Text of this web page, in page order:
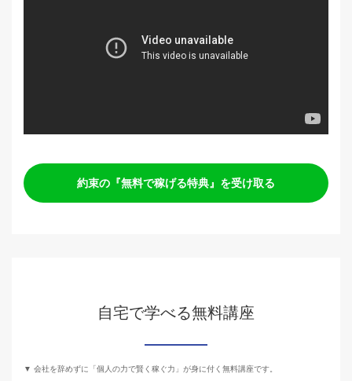
約束の『無料で稼げる特典』を受け取る
自宅で学べる無料講座
▼ 会社を辞めずに「個人の力で賢く稼ぐ力」が身に付く無料講座です。